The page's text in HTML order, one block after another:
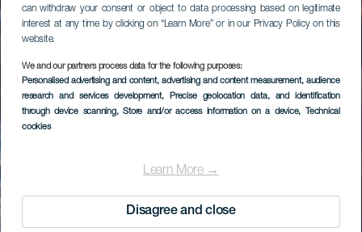
can withdraw your consent or object to data processing based on legitimate
interest at any time by clicking on “Learn More” or in our Privacy Policy on this
website.
We and our partners process data for the following purposes:
Personalised advertising and content, advertising and content measurement, audience
research and services development, Precise geolocation data, and identification
through device scanning, Store and/or access information on a device, Technical
cookies
Learn More →
Disagree and close